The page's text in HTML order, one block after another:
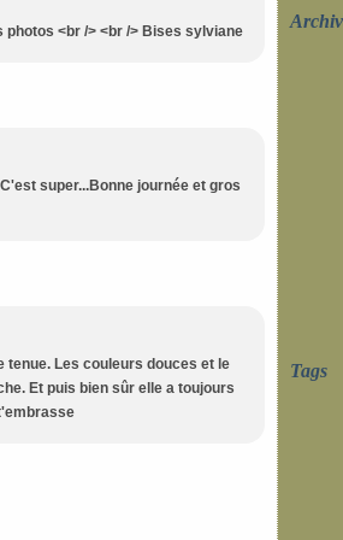
<br /> <br /> Bises sylviane
super...Bonne journée et gros
tenue. Les couleurs douces et le
Et puis bien sûr elle a toujours
Tags